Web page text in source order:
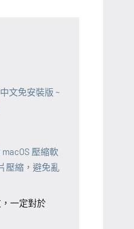
文免安裝版 ~
macOS 壓縮軟
壓縮，避免亂
一定對於